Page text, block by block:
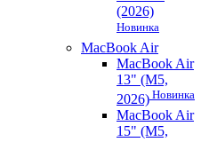
(2026)
Новинка
MacBook Air
MacBook Air
13" (M5,
2026) Новинка
MacBook Air
15" (M5,